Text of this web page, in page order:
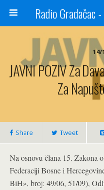
14/
JAVNI POZIV Za
Za
Share Tweet
Na osnovu člana 15. Zakona
Federaciji Bosne i
BiH», broj: 49/06, 51/09),